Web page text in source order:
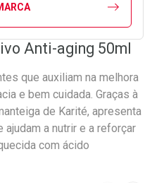
Anti-aging 50ml
que auxiliam na melhora
e bem cuidada. Graças à
de Karité, apresenta
a nutrir e a reforçar
com ácido